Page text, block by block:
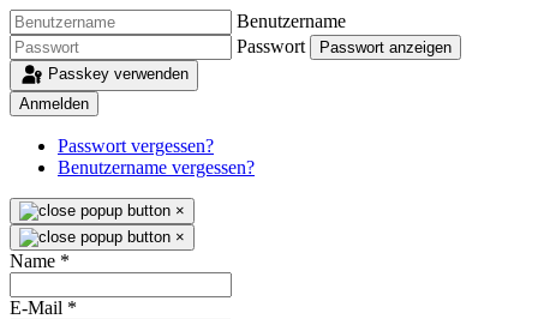
Benutzername
Passwort
Passwort anzeigen
Passkey verwenden
Anmelden
Passwort vergessen?
Benutzername vergessen?
×
×
Name *
E-Mail *